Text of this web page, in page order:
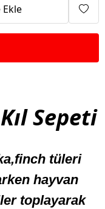
Ekle
Sepeti
tüleri
hayvan
toplayarak